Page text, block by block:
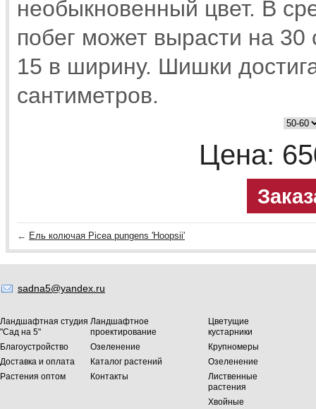
необыкновенный цвет. В
побег может вырасти на 30
15 в ширину. Шишки
сантиметров.
Цена:
← Ель колючая Picea pungens 'Hoopsii'
sadna5@yandex.ru
Ландшафтная студия
"Сад на 5"
Ландшафтное
проектирование
Благоустройство
Озеленение
Доставка и оплата
Каталог растений
Растения оптом
Контакты
Цветущие
кустарники
Крупномеры
Озеленение
Лиственные
растения
Хвойные